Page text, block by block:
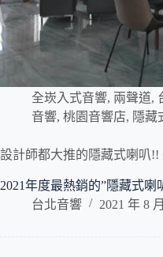
全崁入式音響, 兩聲道,
音響, 桃園音響店, 隱藏
設計師都大推的隱藏式喇叭
2021年度最熱銷的”隱藏式
台北音響
2021 年 8